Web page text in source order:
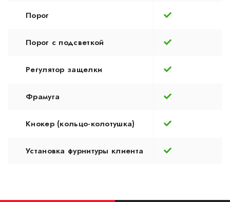
Порог
Порог с подсветкой
Регулятор защелки
Фрамуга
Кнокер (кольцо-колотушка)
Установка фурнитуры клиента